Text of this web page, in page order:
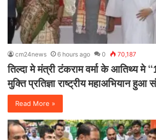
cm24news 6 hours ago 0 70,187
तिल्दा मे मंत्री टंकराम वर्मा के आतिथ्य मे
मुक्ति प्रतिज्ञा राष्ट्रीय महाअभियान हुआ
Read More »